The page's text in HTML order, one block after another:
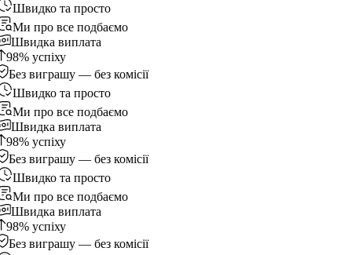
Швидко та просто
Ми про все подбаємо
Швидка виплата
98% успіху
Без виграшу — без комісії
Швидко та просто
Ми про все подбаємо
Швидка виплата
98% успіху
Без виграшу — без комісії
Швидко та просто
Ми про все подбаємо
Швидка виплата
98% успіху
Без виграшу — без комісії